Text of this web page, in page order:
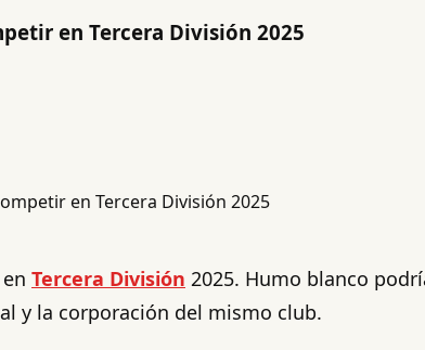
en Tercera División 2025
Tercera División 2025. Humo blanco
y la corporación del mismo club.